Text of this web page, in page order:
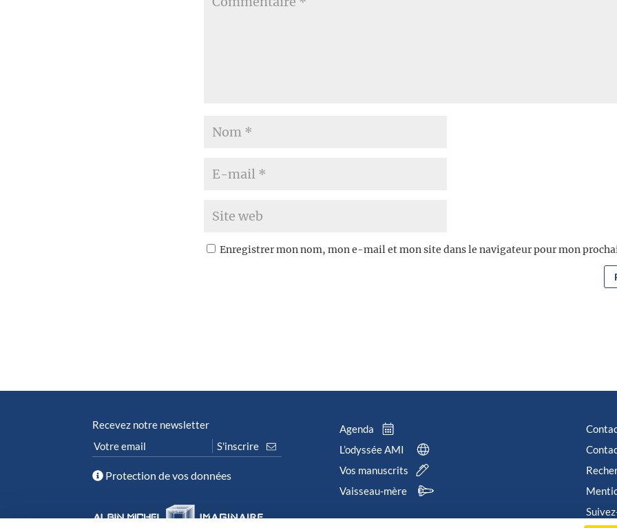
Enregistrer mon nom, mon e-mail et mon site dans le navigateur pour mon
Recevez notre newsletter
Protection de vos données
Agenda
L’odyssée AMI
Vos manuscrits
Vaisseau-mère